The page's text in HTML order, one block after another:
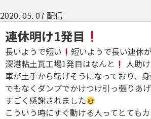
2020. 05. 07 配信
連休明け1発目
長いようで短い
短いようで長い連休
深港粘土瓦工場1発目はなんと
人助
車が土手から転げそうになっており、
でもなくダンプでかけつけ引っ張りあ
すごく感謝されました
こういう時にすぐ動ける人ってとても